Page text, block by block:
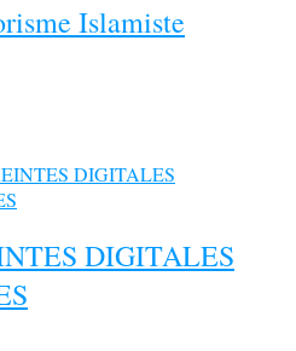
Islamiste
DIGITALES